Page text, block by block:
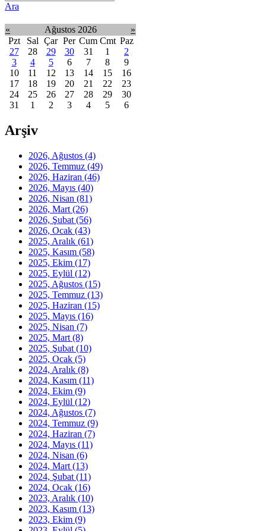
Ara
« Ağustos 2026
»
Pzt
Sal Çar Per Cum Cmt Paz
27
28 29 30 31 1
2
3
4 5 6 7 8
9
10
11 12 13 14 15
16
17
18 19 20 21 22
23
24
25 26 27 28 29
30
31
1 2 3 4 5 6
Arşiv
2026, Ağustos (4)
2026, Temmuz (49)
2026, Haziran (46)
2026, Mayıs (40)
2026, Nisan (81)
2026, Mart (26)
2026, Şubat (56)
2026, Ocak (43)
2025, Aralık (61)
2025, Kasım (58)
2025, Ekim (17)
2025, Eylül (12)
2025, Ağustos (15)
2025, Temmuz (13)
2025, Haziran (15)
2025, Mayıs (16)
2025, Nisan (7)
2025, Mart (8)
2025, Şubat (10)
2025, Ocak (5)
2024, Aralık (8)
2024, Kasım (11)
2024, Ekim (9)
2024, Eylül (12)
2024, Ağustos (7)
2024, Temmuz (9)
2024, Haziran (7)
2024, Mayıs (11)
2024, Nisan (6)
2024, Mart (13)
2024, Şubat (11)
2024, Ocak (16)
2023, Aralık (10)
2023, Kasım (13)
2023, Ekim (9)